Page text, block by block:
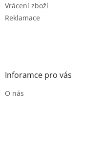
Vrácení zboží
Reklamace
Inforamce pro vás
O nás